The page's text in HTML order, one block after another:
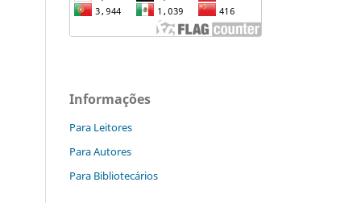
Informações
Para Leitores
Para Autores
Para Bibliotecários